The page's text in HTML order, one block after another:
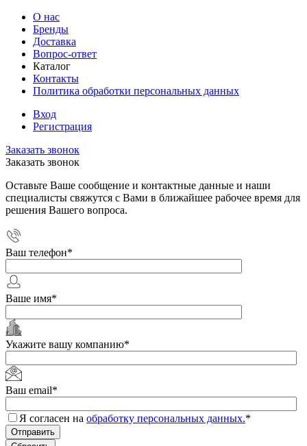
О нас
Бренды
Доставка
Вопрос-ответ
Каталог
Контакты
Политика обработки персональных данных
Вход
Регистрация
Заказать звонок
Заказать звонок
Оставьте Ваше сообщение и контактные данные и наши
специалисты свяжутся с Вами в ближайшее рабочее время для
решения Вашего вопроса.
Ваш телефон*
Ваше имя*
Укажите вашу компанию*
Ваш email*
Я согласен на обработку персональных данных.*